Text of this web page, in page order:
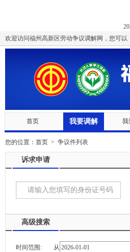
欢迎访问福州高新区劳动争议调解网，您可以
首页 我要调解 我
您的位置： 首页 > 争议件列表
诉求申请
高级搜索
时间范围: 从